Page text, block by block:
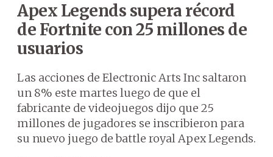
Apex Legends supera récord
de Fortnite con 25 millones de
usuarios
Las acciones de Electronic Arts Inc saltaron
un 8% este martes luego de que el
fabricante de videojuegos dijo que 25
millones de jugadores se inscribieron para
su nuevo juego de battle royal Apex Legends.